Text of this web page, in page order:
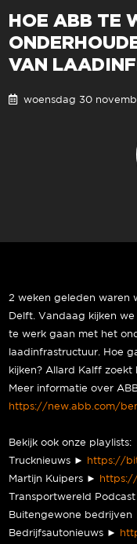
HOE ABB TE
VAN
woensdag 30
2 weken geleden waren
Delft. Vandaag kijken
te werk gaan met het
laadinfrastructuur. Hoe
kijken? Allard Kalff zoekt
Meer informatie over
https://new.abb.com/
Bekijk ook onze playlists:
Trucknieuws ► https://
Martijn Kuipers ►
Transportwereld
Buitengewone bedrijven
Bedrijfsautonieuws ►